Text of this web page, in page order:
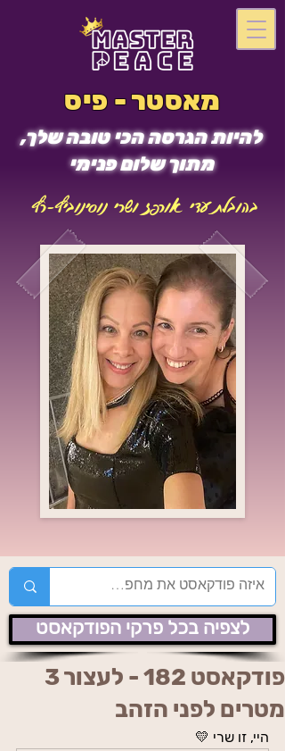
מאסטר - פיס
להיות הגרסה הכי טובה שלך,
מתוך שלום פנימי
בהובלת עדי אורפז ושרי נוסינוביץ-רץ
לצפיה בכל פרקי הפודקאסט
פודקאסט 182 - לעצור 3
מטרים לפני הזהב
היי, זו שרי 💛